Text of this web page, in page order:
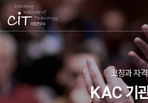
코칭과 자
KAC 기